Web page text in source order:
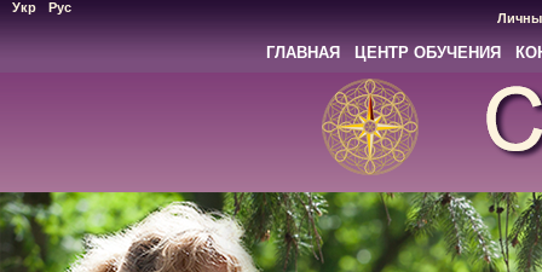
Укр Рус
ГЛАВНАЯ ЦЕНТР ОБУЧЕНИЯ